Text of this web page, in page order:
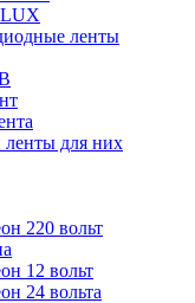
ленты
для них
220 вольт
12 вольт
24 вольта